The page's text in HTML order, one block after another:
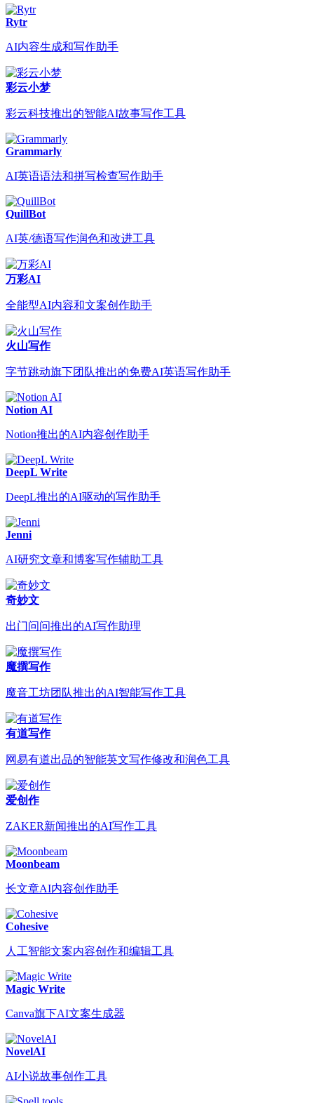
Rytr
AI内容生成和写作助手
彩云小梦
彩云科技推出的智能AI故事写作工具
Grammarly
AI英语语法和拼写检查写作助手
QuillBot
AI英/德语写作润色和改进工具
万彩AI
全能型AI内容和文案创作助手
火山写作
字节跳动旗下团队推出的免费AI英语写作助手
Notion AI
Notion推出的AI内容创作助手
DeepL Write
DeepL推出的AI驱动的写作助手
Jenni
AI研究文章和博客写作辅助工具
奇妙文
出门问问推出的AI写作助理
魔撰写作
魔音工坊团队推出的AI智能写作工具
有道写作
网易有道出品的智能英文写作修改和润色工具
爱创作
ZAKER新闻推出的AI写作工具
Moonbeam
长文章AI内容创作助手
Cohesive
人工智能文案内容创作和编辑工具
Magic Write
Canva旗下AI文案生成器
NovelAI
AI小说故事创作工具